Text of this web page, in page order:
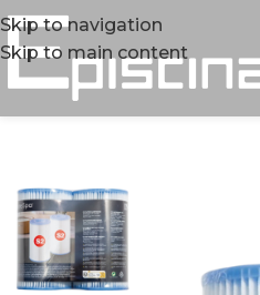
Skip to navigation
Skip to main content